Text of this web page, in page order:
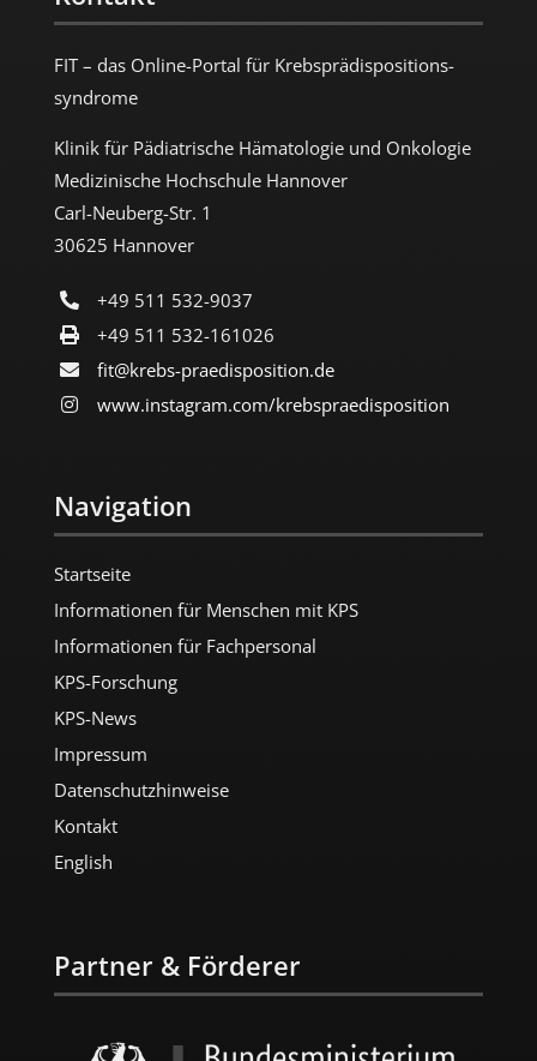
FIT – das Online-Portal für Krebs­prädispositions­
syndrome
Klinik für Pädiatrische Hämatologie und Onkologie
Medizinische Hochschule Hannover
Carl-Neuberg-Str. 1
30625 Hannover
+49 511 532-9037
+49 511 532-161026
fit@krebs-praedisposition.de
www.instagram.com/​krebspraedisposition
Navigation
Startseite
Informationen für Menschen mit KPS
Informationen für Fachpersonal
KPS-Forschung
KPS-News
Impressum
Datenschutzhinweise
Kontakt
English
Partner & Förderer